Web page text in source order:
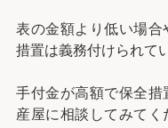
表の金額より低い場合
措置は義務付けられて
手付金が高額で保全措
産屋に相談してみてく